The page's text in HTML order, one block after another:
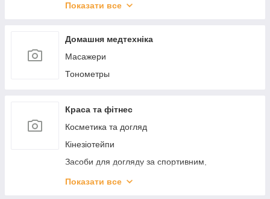
Вальгусні шини, міжпальцеві перегородки
Ортопедичне взуття для дітей
Подушки ортопедичні
Устілки та підп'ятки
Показати все
Домашня медтехніка
Масажери
Тонометры
Краса та фітнес
Косметика та догляд
Кінезіотейпи
Засоби для догляду за спортивним,
Показати все